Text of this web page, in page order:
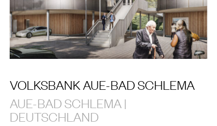
VOLKSBANK AUE-BAD SCHLEMA
AUE-BAD SCHLEMA |
DEUTSCHLAND